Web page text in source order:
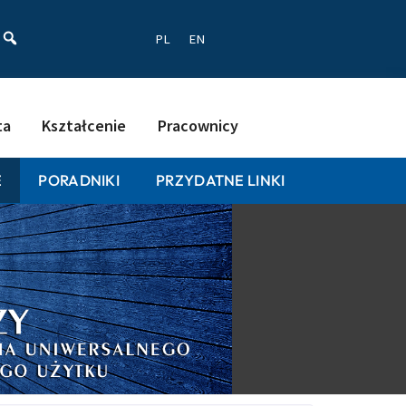
PL EN
Kształcenie Pracownicy
PORADNIKI PRZYDATNE LINKI